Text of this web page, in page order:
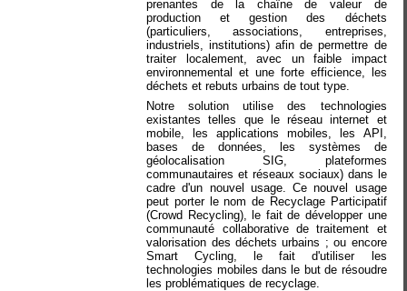
prenantes de la chaîne de valeur de
production et gestion des déchets
(particuliers, associations, entreprises,
industriels, institutions) afin de permettre de
traiter localement, avec un faible impact
environnemental et une forte efficience, les
déchets et rebuts urbains de tout type.
Notre solution utilise des technologies
existantes telles que le réseau internet et
mobile, les applications mobiles, les API,
bases de données, les systèmes de
géolocalisation SIG, plateformes
communautaires et réseaux sociaux) dans le
cadre d'un nouvel usage. Ce nouvel usage
peut porter le nom de Recyclage Participatif
(Crowd Recycling), le fait de développer une
communauté collaborative de traitement et
valorisation des déchets urbains ; ou encore
Smart Cycling, le fait d'utiliser les
technologies mobiles dans le but de résoudre
les problématiques de recyclage.